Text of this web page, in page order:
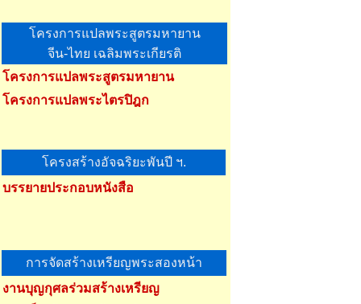
โครงการแปลพระสูตรมหายาน
จีน-ไทย เฉลิมพระเกียรติ
โครงการแปลพระสูตรมหายาน
โครงการแปลพระไตรปิฎก
โครงสร้างอัจฉริยะพันปี ฯ.
บรรยายประกอบหนังสือ
การจัดสร้างเหรียญพระสองหน้า
งานบุญกุศลร่วมสร้างเหรียญ